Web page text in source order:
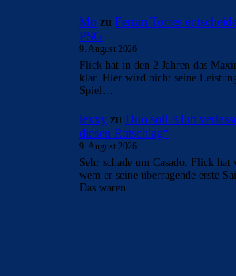
- Anzeige -
AKTUELLE USER-KOMMENTARE
Tini zuAraújo hat sich bei
will etwas Neues machen“
Meh, weiss nicht, was ich generell
differenziert ihn von Araujo?
merengezuAraújo hat sich bei
„Er will etwas Neues machen“
9. August 2026